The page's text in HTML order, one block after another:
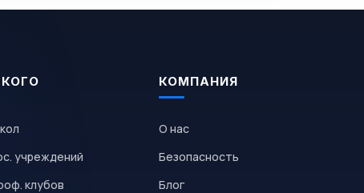
учреждений
клубов
КОМПАНИЯ
О нас
Безопасность
Блог